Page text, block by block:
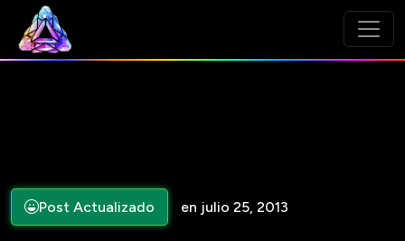
Post Actualizado en julio 25, 2013